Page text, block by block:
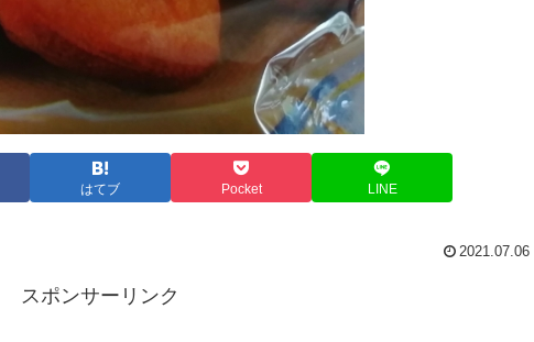
はてブ Pocket LINE
2021.07.06
スポンサーリンク